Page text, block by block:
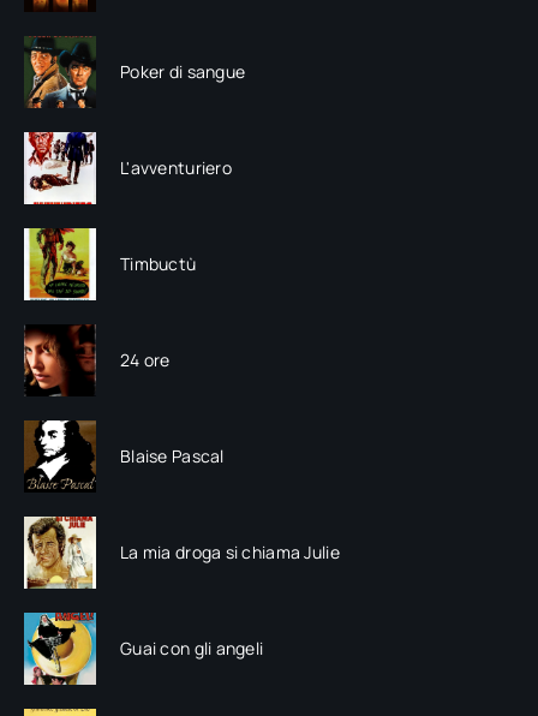
Poker di sangue
L'avventuriero
Timbuctù
24 ore
Blaise Pascal
La mia droga si chiama Julie
Guai con gli angeli